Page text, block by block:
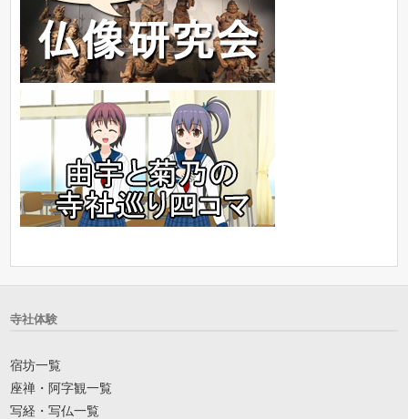
寺社体験
宿坊一覧
座禅・阿字観一覧
写経・写仏一覧